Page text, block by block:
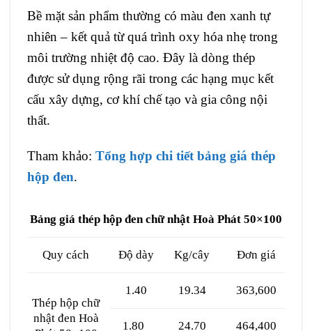
Bề mặt sản phẩm thường có màu đen xanh tự
nhiên – kết quả từ quá trình oxy hóa nhẹ trong
môi trường nhiệt độ cao. Đây là dòng thép
được sử dụng rộng rãi trong các hạng mục kết
cấu xây dựng, cơ khí chế tạo và gia công nội
thất.
Tham khảo: Tổng hợp chi tiết bảng giá thép
hộp đen.
Bảng giá thép hộp đen chữ nhật Hoà Phát 50×100
Quy cách Độ dày Kg/cây Đơn giá
Thép hộp chữ
nhật đen Hoà
1.40 19.34 363,600
1.80 24.70 464,400